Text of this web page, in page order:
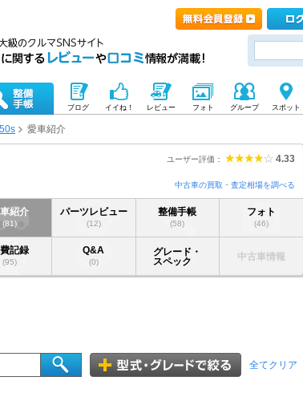
ブログ イイね！ レビュー フォト グループ スポット
50s 愛車紹介
ユーザー評価： 4.33
中古車の買取・査定相場を調べる
紹介
(81)
パーツレビュー
(12)
整備手帳
(58)
フォト
(46)
記録
(95)
Q&A
(0)
グレード・
スペック
中古車情報
全てクリア